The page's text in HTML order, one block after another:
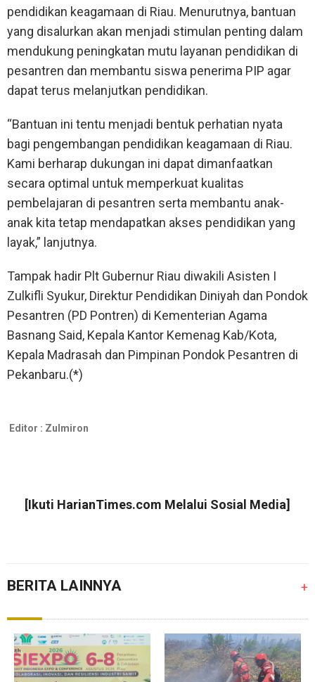
pendidikan keagamaan di Riau. Menurutnya, bantuan
yang disalurkan akan menjadi stimulan penting dalam
mendukung peningkatan mutu layanan pendidikan di
pesantren dan membantu siswa penerima PIP agar
dapat terus melanjutkan pendidikan.
“Bantuan ini tentu menjadi bentuk perhatian nyata
bagi pengembangan pendidikan keagamaan di Riau.
Kami berharap dukungan ini dapat dimanfaatkan
secara optimal untuk memperkuat kualitas
pembelajaran di pesantren serta membantu anak-
anak kita tetap mendapatkan akses pendidikan yang
layak,” lanjutnya.
Tampak hadir Plt Gubernur Riau diwakili Asisten I
Zulkifli Syukur, Direktur Pendidikan Diniyah dan Pondok
Pesantren (PD Pontren) di Kementerian Agama
Basnang Said, Kepala Kantor Kemenag Kab/Kota,
Kepala Madrasah dan Pimpinan Pondok Pesantren di
Pekanbaru.(*)
Editor : Zulmiron
[Ikuti HarianTimes.com Melalui Sosial Media]
BERITA LAINNYA +